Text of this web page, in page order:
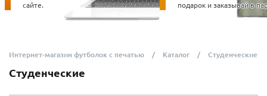
сайте.
подарок и заказывай в
Интернет-магазин футболок с печатью Каталог Студенческие
Студенческие